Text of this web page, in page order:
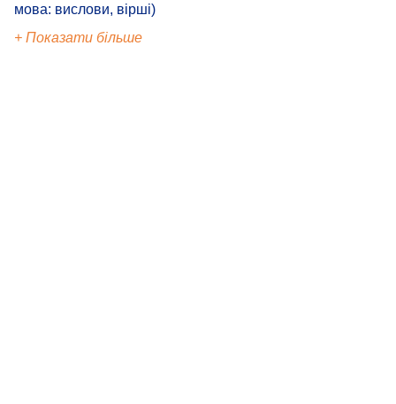
мова: вислови, вірші)
+ Показати більше